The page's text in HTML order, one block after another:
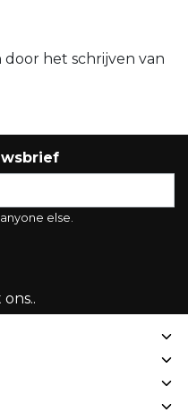
het schrijven van
else.